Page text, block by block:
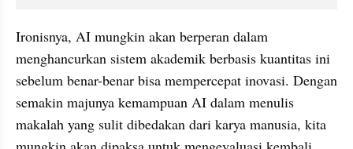
Ironisnya, AI mungkin akan berperan dalam
menghancurkan sistem akademik berbasis kuantitas ini
sebelum benar-benar bisa mempercepat inovasi. Dengan
semakin majunya kemampuan AI dalam menulis
makalah yang sulit dibedakan dari karya manusia, kita